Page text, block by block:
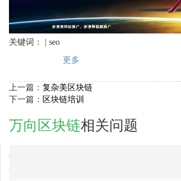
关键词： | seo
更多
上一篇： 复杂美区块链
下一篇： 区块链培训
万向区块链相关问题
娄底市万向区块链公司最有实力的？
河南省万向区块链公司哪家好？